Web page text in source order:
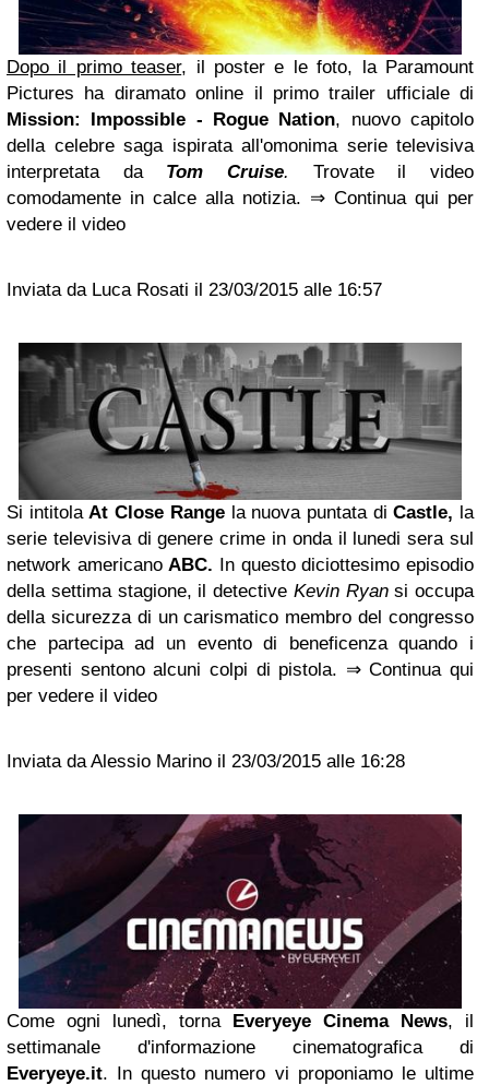
Dopo il primo teaser, il poster e le foto, la Paramount
Pictures ha diramato online il primo trailer ufficiale di
Mission: Impossible - Rogue Nation, nuovo capitolo
della celebre saga ispirata all'omonima serie televisiva
interpretata da Tom Cruise. Trovate il video
comodamente in calce alla notizia. ⇒ Continua qui per
vedere il video
Inviata da Luca Rosati il 23/03/2015 alle 16:57
Si intitolaAt Close Rangela nuova puntata diCastle, la
serie televisiva di genere crime in onda il lunedi sera sul
network americanoABC. In questo diciottesimo episodio
della settima stagione, il detective Kevin Ryansi occupa
della sicurezza di un carismatico membro del congresso
che partecipa ad un evento di beneficenza quando i
presenti sentono alcuni colpi di pistola. ⇒ Continua qui
per vedere il video
Inviata da Alessio Marino il 23/03/2015 alle 16:28
Come ogni lunedì, torna Everyeye Cinema News, il
settimanale d'informazione cinematografica di
Everyeye.it. In questo numero vi proponiamo le ultime